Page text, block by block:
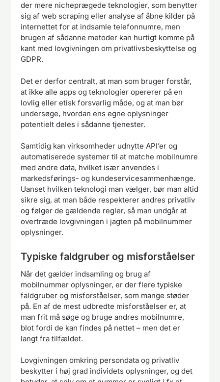
der mere nicheprægede teknologier, som benytter
sig af web scraping eller analyse af åbne kilder på
internettet for at indsamle telefonnumre, men
brugen af sådanne metoder kan hurtigt komme på
kant med lovgivningen om privatlivsbeskyttelse og
GDPR.
Det er derfor centralt, at man som bruger forstår,
at ikke alle apps og teknologier opererer på en
lovlig eller etisk forsvarlig måde, og at man bør
undersøge, hvordan ens egne oplysninger
potentielt deles i sådanne tjenester.
Samtidig kan virksomheder udnytte API’er og
automatiserede systemer til at matche mobilnumre
med andre data, hvilket især anvendes i
markedsførings- og kundeservicesammenhænge.
Uanset hvilken teknologi man vælger, bør man altid
sikre sig, at man både respekterer andres privatliv
og følger de gældende regler, så man undgår at
overtræde lovgivningen i jagten på mobilnummer
oplysninger.
Typiske faldgruber og misforståelser
Når det gælder indsamling og brug af
mobilnummer oplysninger, er der flere typiske
faldgruber og misforståelser, som mange støder
på. En af de mest udbredte misforståelser er, at
man frit må søge og bruge andres mobilnumre,
blot fordi de kan findes på nettet – men det er
langt fra tilfældet.
Lovgivningen omkring persondata og privatliv
beskytter i høj grad individets oplysninger, og det